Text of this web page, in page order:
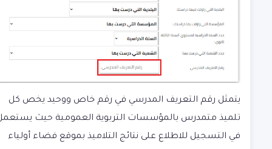
يتمثل رقم التعريف المدرسي في رقم خاص ووحيد يخص كل
تلميذ متمدرس بالمؤسسات التربوية العمومية حيث
في التسجيل للاطلاع على نتائج التلاميذ بموقع فضاء أولياء